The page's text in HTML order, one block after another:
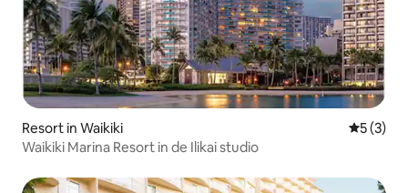
Resort in Waikiki
5 (3)
Waikiki Marina Resort in de Ilikai studio